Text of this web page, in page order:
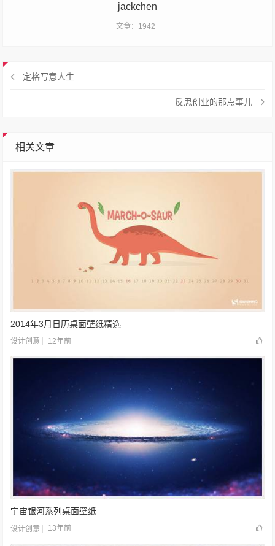
jackchen
文章：1942
定格写意人生
反思创业的那点事儿
相关文章
2014年3月日历桌面壁纸精选
设计创意 12年前
宇宙银河系列桌面壁纸
设计创意 13年前